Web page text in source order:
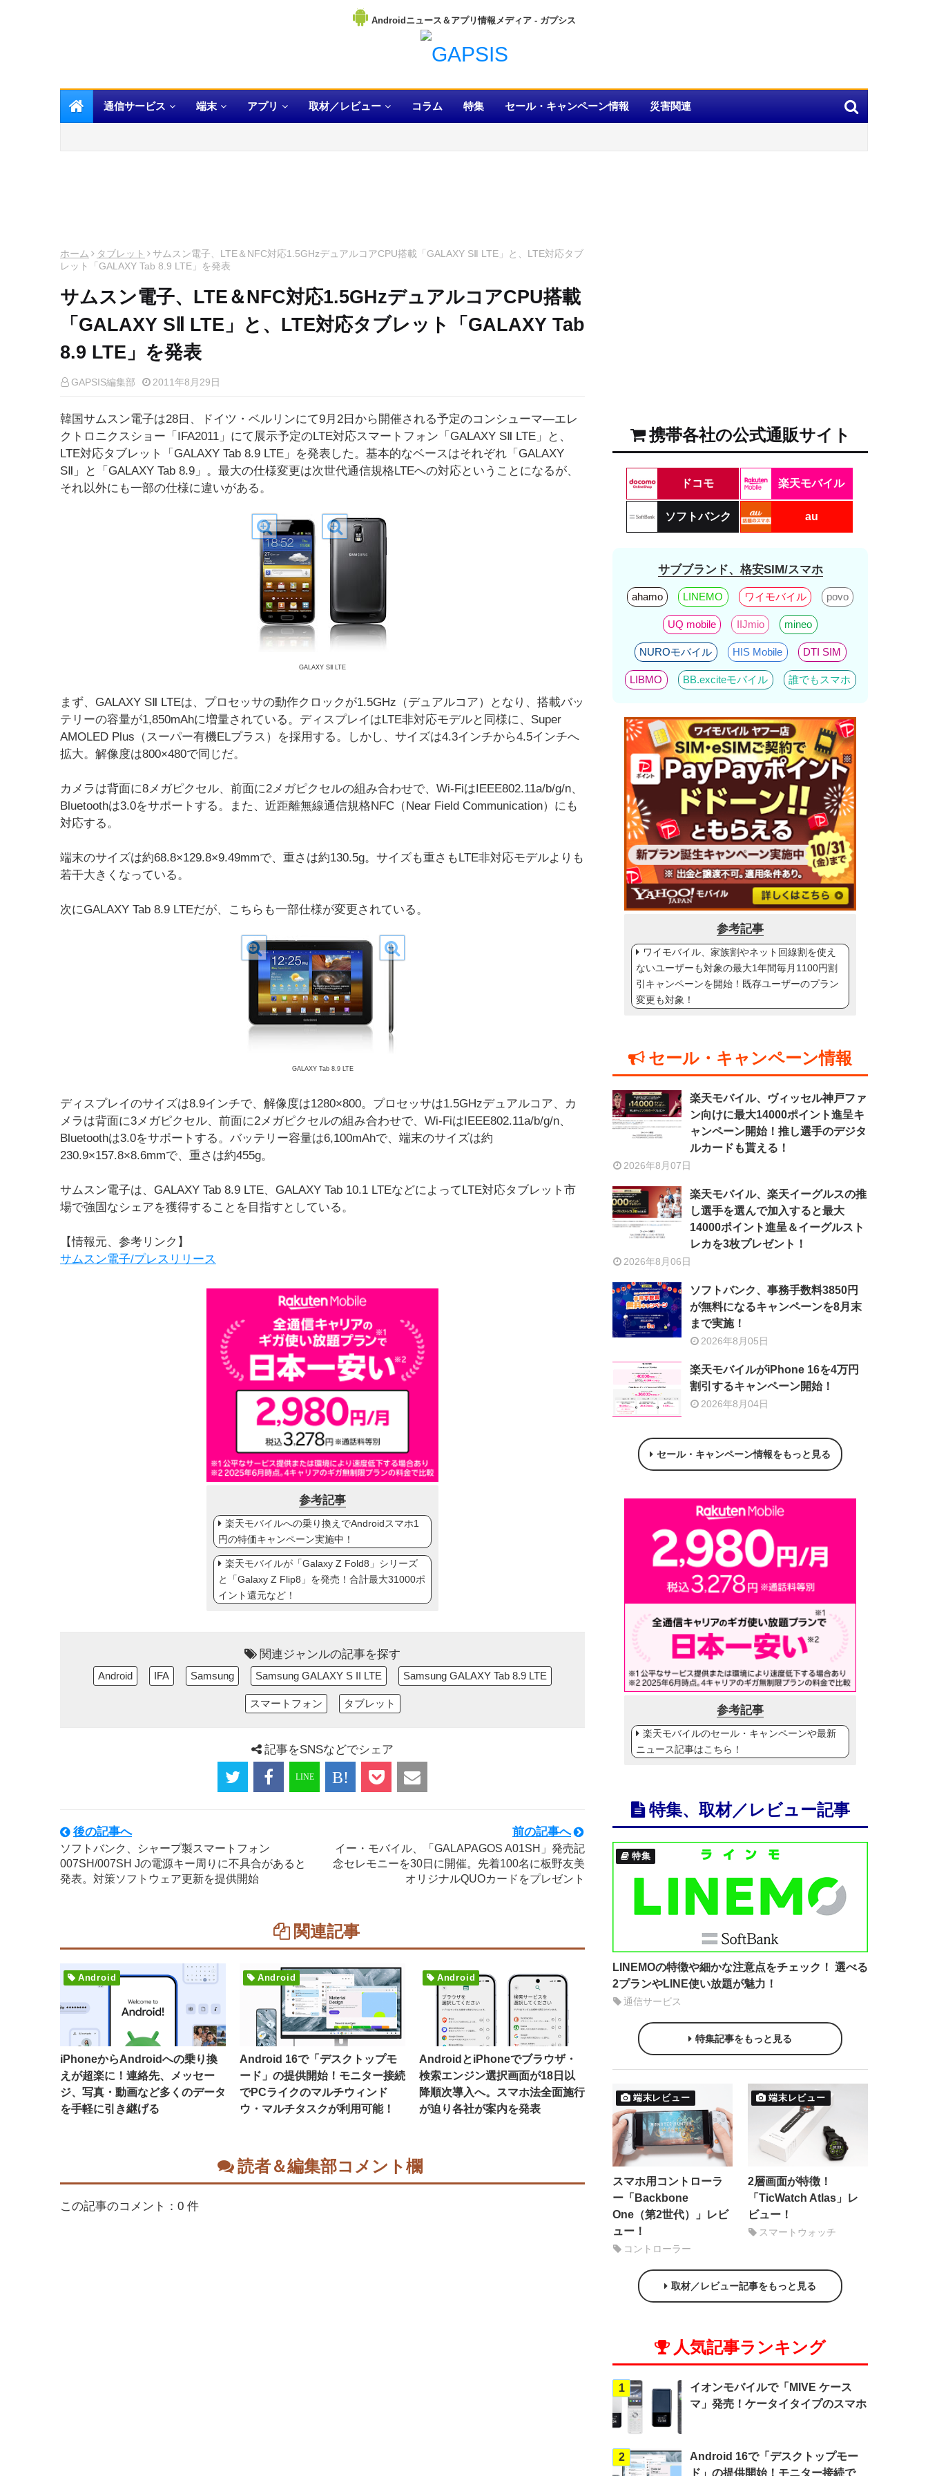
Androidニュース＆アプリ情報メディア
通信サービス 端末 アプリ 取材／レビュー コラム 特集 セール・キャンペーン情報 災害関連
ホーム タブレット
サムスン電子、LTE＆NFC対応1.5GHzデュアルコアCPU搭載「GALAXY SⅡ LTE」と、LTE対応タブ
レット「GALAXY Tab 8.9 LTE」を発表
サムスン電子、LTE＆NFC対応1.5GHzデュアルコアCPU搭載
「GALAXY SⅡ LTE」と、LTE対応タブレット「GALAXY Tab
8.9 LTE」を発表
GAPSIS編集部 2011年8月29日
韓国サムスン電子は28日、ドイツ・ベルリンにて9月2日から開催される予定のコンシューマ―エレ
クトロニクスショー「IFA2011」にて展示予定のLTE対応スマートフォン「GALAXY SⅡ LTE」と、
LTE対応タブレット「GALAXY Tab 8.9 LTE」を発表した。基本的なベースはそれぞれ「GALAXY
SⅡ」と「GALAXY Tab 8.9」。最大の仕様変更は次世代通信規格LTEへの対応ということになるが、
それ以外にも一部の仕様に違いがある。
GALAXY SⅡ LTE
まず、GALAXY SⅡ LTEは、プロセッサの動作クロックが1.5GHz（デュアルコア）となり、搭載バッ
テリーの容量が1,850mAhに増量されている。ディスプレイはLTE非対応モデルと同様に、Super
AMOLED Plus（スーパー有機ELプラス）を採用する。しかし、サイズは4.3インチから4.5インチへ
拡大。解像度は800×480で同じだ。
カメラは背面に8メガピクセル、前面に2メガピクセルの組み合わせで、Wi-FiはIEEE802.11a/b/g/n、
Bluetoothは3.0をサポートする。また、近距離無線通信規格NFC（Near Field Communication）にも
対応する。
端末のサイズは約68.8×129.8×9.49mmで、重さは約130.5g。サイズも重さもLTE非対応モデルよりも
若干大きくなっている。
次にGALAXY Tab 8.9 LTEだが、こちらも一部仕様が変更されている。
GALAXY Tab 8.9 LTE
ディスプレイのサイズは8.9インチで、解像度は1280×800。プロセッサは1.5GHzデュアルコア、カ
メラは背面に3メガピクセル、前面に2メガピクセルの組み合わせで、Wi-FiはIEEE802.11a/b/g/n、
Bluetoothは3.0をサポートする。バッテリー容量は6,100mAhで、端末のサイズは約
230.9×157.8×8.6mmで、重さは約455g。
サムスン電子は、GALAXY Tab 8.9 LTE、GALAXY Tab 10.1 LTEなどによってLTE対応タブレット市
場で強固なシェアを獲得することを目指すとしている。
【情報元、参考リンク】
サムスン電子/プレスリリース
参考記事
楽天モバイルへの乗り換えでAndroidスマホ1
円の特価キャンペーン実施中！
楽天モバイルが「Galaxy Z Fold8」シリーズ
と「Galaxy Z Flip8」を発売！合計最大31000ポ
イント還元など！
関連ジャンルの記事を探す
Android IFA Samsung Samsung GALAXY S II LTE Samsung GALAXY Tab 8.9 LTE
スマートフォン タブレット
記事をSNSなどでシェア
後の記事へ
ソフトバンク、シャープ製スマートフォン
007SH/007SH Jの電源キー周りに不具合があると
発表。対策ソフトウェア更新を提供開始
前の記事へ
イー・モバイル、「GALAPAGOS A01SH」発売記
念セレモニーを30日に開催。先着100名に板野友美
オリジナルQUOカードをプレゼント
関連記事
Android
iPhoneからAndroidへの乗り換
えが超楽に！連絡先、メッセー
ジ、写真・動画など多くのデータ
を手軽に引き継げる
Android
Android 16で「デスクトップモ
ード」の提供開始！モニター接続
でPCライクのマルチウィンド
ウ・マルチタスクが利用可能！
Android
AndroidとiPhoneでブラウザ・
検索エンジン選択画面が18日以
降順次導入へ。スマホ法全面施行
が迫り各社が案内を発表
読者＆編集部コメント欄
この記事のコメント：0 件
携帯各社の公式通販サイト
ドコモ 楽天モバイル
ソフトバンク au
サブブランド、格安SIM/スマホ
ahamo LINEMO ワイモバイル povo
UQ mobile IIJmio mineo
NUROモバイル HIS Mobile DTI SIM
LIBMO BB.exciteモバイル 誰でもスマホ
参考記事
ワイモバイル、家族割やネット回線割を使え
ないユーザーも対象の最大1年間毎月1100円割
引キャンペーンを開始！既存ユーザーのプラン
変更も対象！
セール・キャンペーン情報
楽天モバイル、ヴィッセル神戸ファ
ン向けに最大14000ポイント進呈キ
ャンペーン開始！推し選手のデジタ
ルカードも貰える！
2026年8月07日
楽天モバイル、楽天イーグルスの推
し選手を選んで加入すると最大
14000ポイント進呈＆イーグルスト
レカを3枚プレゼント！
2026年8月06日
ソフトバンク、事務手数料3850円
が無料になるキャンペーンを8月末
まで実施！
2026年8月05日
楽天モバイルがiPhone 16を4万円
割引するキャンペーン開始！
2026年8月04日
セール・キャンペーン情報をもっと見る
参考記事
楽天モバイルのセール・キャンペーンや最新
ニュース記事はこちら！
特集、取材／レビュー記事
特集
LINEMOの特徴や細かな注意点をチェック！ 選べる
2プランやLINE使い放題が魅力！
通信サービス
特集記事をもっと見る
端末レビュー
スマホ用コントローラ
ー「Backbone
One（第2世代）」レビ
ュー！
コントローラー
端末レビュー
2層画面が特徴！
「TicWatch Atlas」レ
ビュー！
スマートウォッチ
取材／レビュー記事をもっと見る
人気記事ランキング
1
イオンモバイルで「MIVE ケース
マ」発売！ケータイタイプのスマホ
2
Android 16で「デスクトップモー
ド」の提供開始！モニター接続で